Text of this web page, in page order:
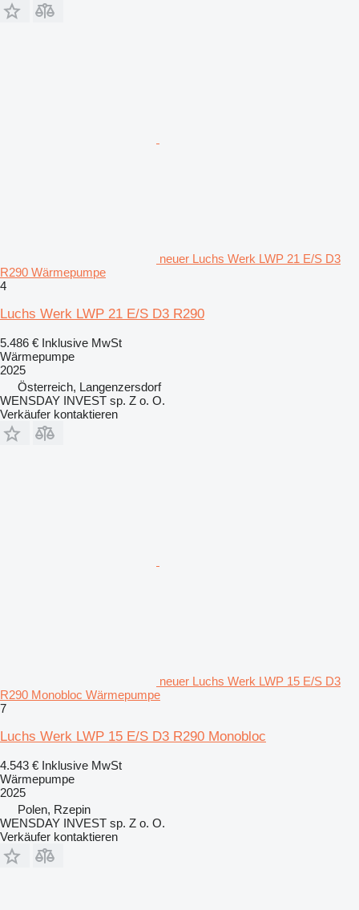
neuer Luchs Werk LWP 21 E/S D3
R290 Wärmepumpe
4
Luchs Werk LWP 21 E/S D3 R290
5.486 € Inklusive MwSt
Wärmepumpe
2025
Österreich, Langenzersdorf
WENSDAY INVEST sp. Z o. O.
Verkäufer kontaktieren
neuer Luchs Werk LWP 15 E/S D3
R290 Monobloc Wärmepumpe
7
Luchs Werk LWP 15 E/S D3 R290 Monobloc
4.543 € Inklusive MwSt
Wärmepumpe
2025
Polen, Rzepin
WENSDAY INVEST sp. Z o. O.
Verkäufer kontaktieren